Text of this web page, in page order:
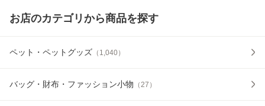
お店のカテゴリから商品を探す
ペット・ペットグッズ （ 1,040）
バッグ・財布・ファッション小物 （27 ）